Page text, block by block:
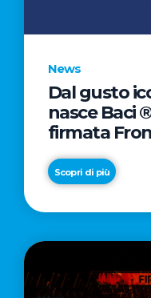
News
Dal gusto
nasce Baci
firmata
Scopri di più